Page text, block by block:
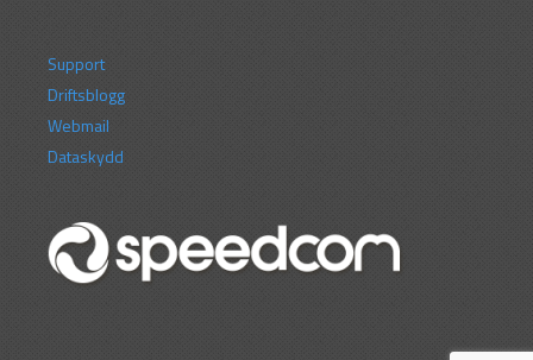
Support
Driftsblogg
Webmail
Dataskydd